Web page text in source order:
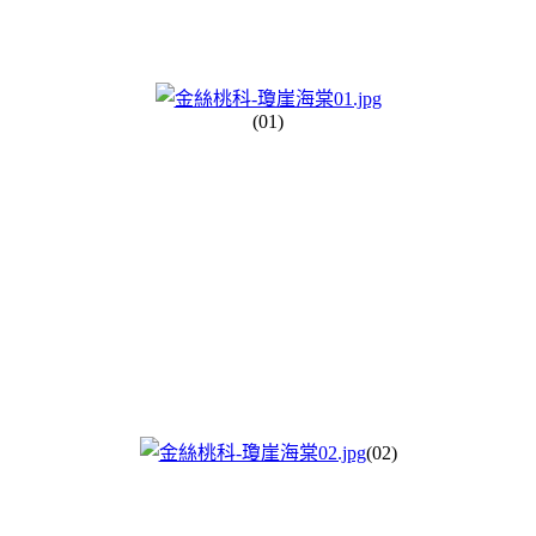
(01)
(02)